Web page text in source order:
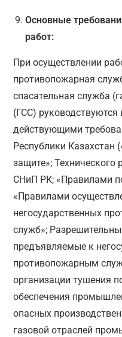
Основные
работ:
При осуществлении
противопожарная
спасательная служба
(ГСС) руководствуются
действующими
Республики Казахстан
защите»;
СНиП РК; «Правилами
«Правилами
негосударственных
служб»;
предъявляемые к
противопожарным
организации тушения
обеспечения
опасных
газовой отраслей